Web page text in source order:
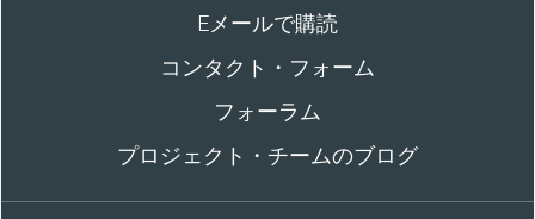
Eメールで購読
コンタクト・フォーム
フォーラム
プロジェクト・チームのブログ